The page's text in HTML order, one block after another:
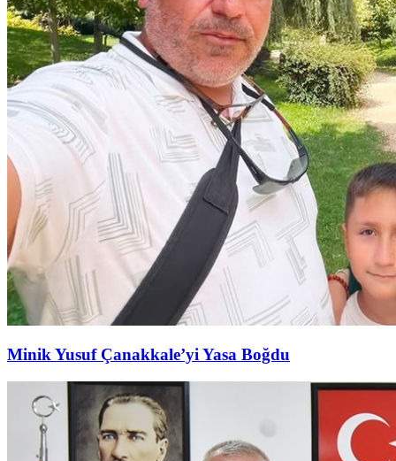
Minik Yusuf Çanakkale’yi Yasa Boğdu